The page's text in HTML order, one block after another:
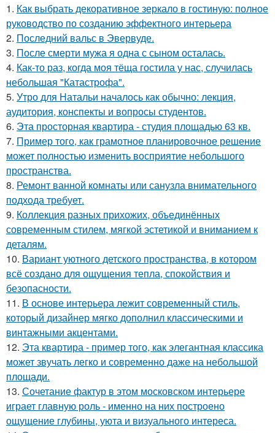
1. Как выбрать декоративное зеркало в гостиную: полное
руководство по созданию эффектного интерьера
2. Последний вальс в Эвервуде.
3. После смерти мужа я одна с сыном осталась.
4. Как-то раз, когда моя тёща гостила у нас, случилась
небольшая "Катастрофа".
5. Утро для Натальи началось как обычно: лекция,
аудитория, конспекты и вопросы студентов.
6. Эта просторная квартира - студия площадью 63 кв.
7. Пример того, как грамотное планировочное решение
может полностью изменить восприятие небольшого
пространства.
8. Ремонт ванной комнаты или санузла внимательного
подхода требует.
9. Коллекция разных прихожих, объединённых
современным стилем, мягкой эстетикой и вниманием к
деталям.
10. Вариант уютного детского пространства, в котором
всё создано для ощущения тепла, спокойствия и
безопасности.
11. В основе интерьера лежит современный стиль,
который дизайнер мягко дополнил классическими и
винтажными акцентами.
12. Эта квартира - пример того, как элегантная классика
может звучать легко и современно даже на небольшой
площади.
13. Сочетание фактур в этом московском интерьере
играет главную роль - именно на них построено
ощущение глубины, уюта и визуального интереса.